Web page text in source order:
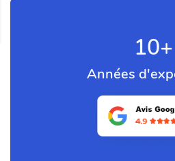
10+
Années